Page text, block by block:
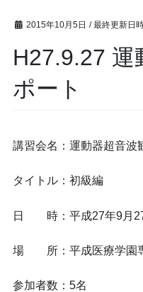
2015年10月5日 / 最終更新日
H27.9.27
ポート
講習会名：運動器超音
タイトル：初級編
日 時：平成27年9月27
場 所：平成医療学園
参加者数：5名